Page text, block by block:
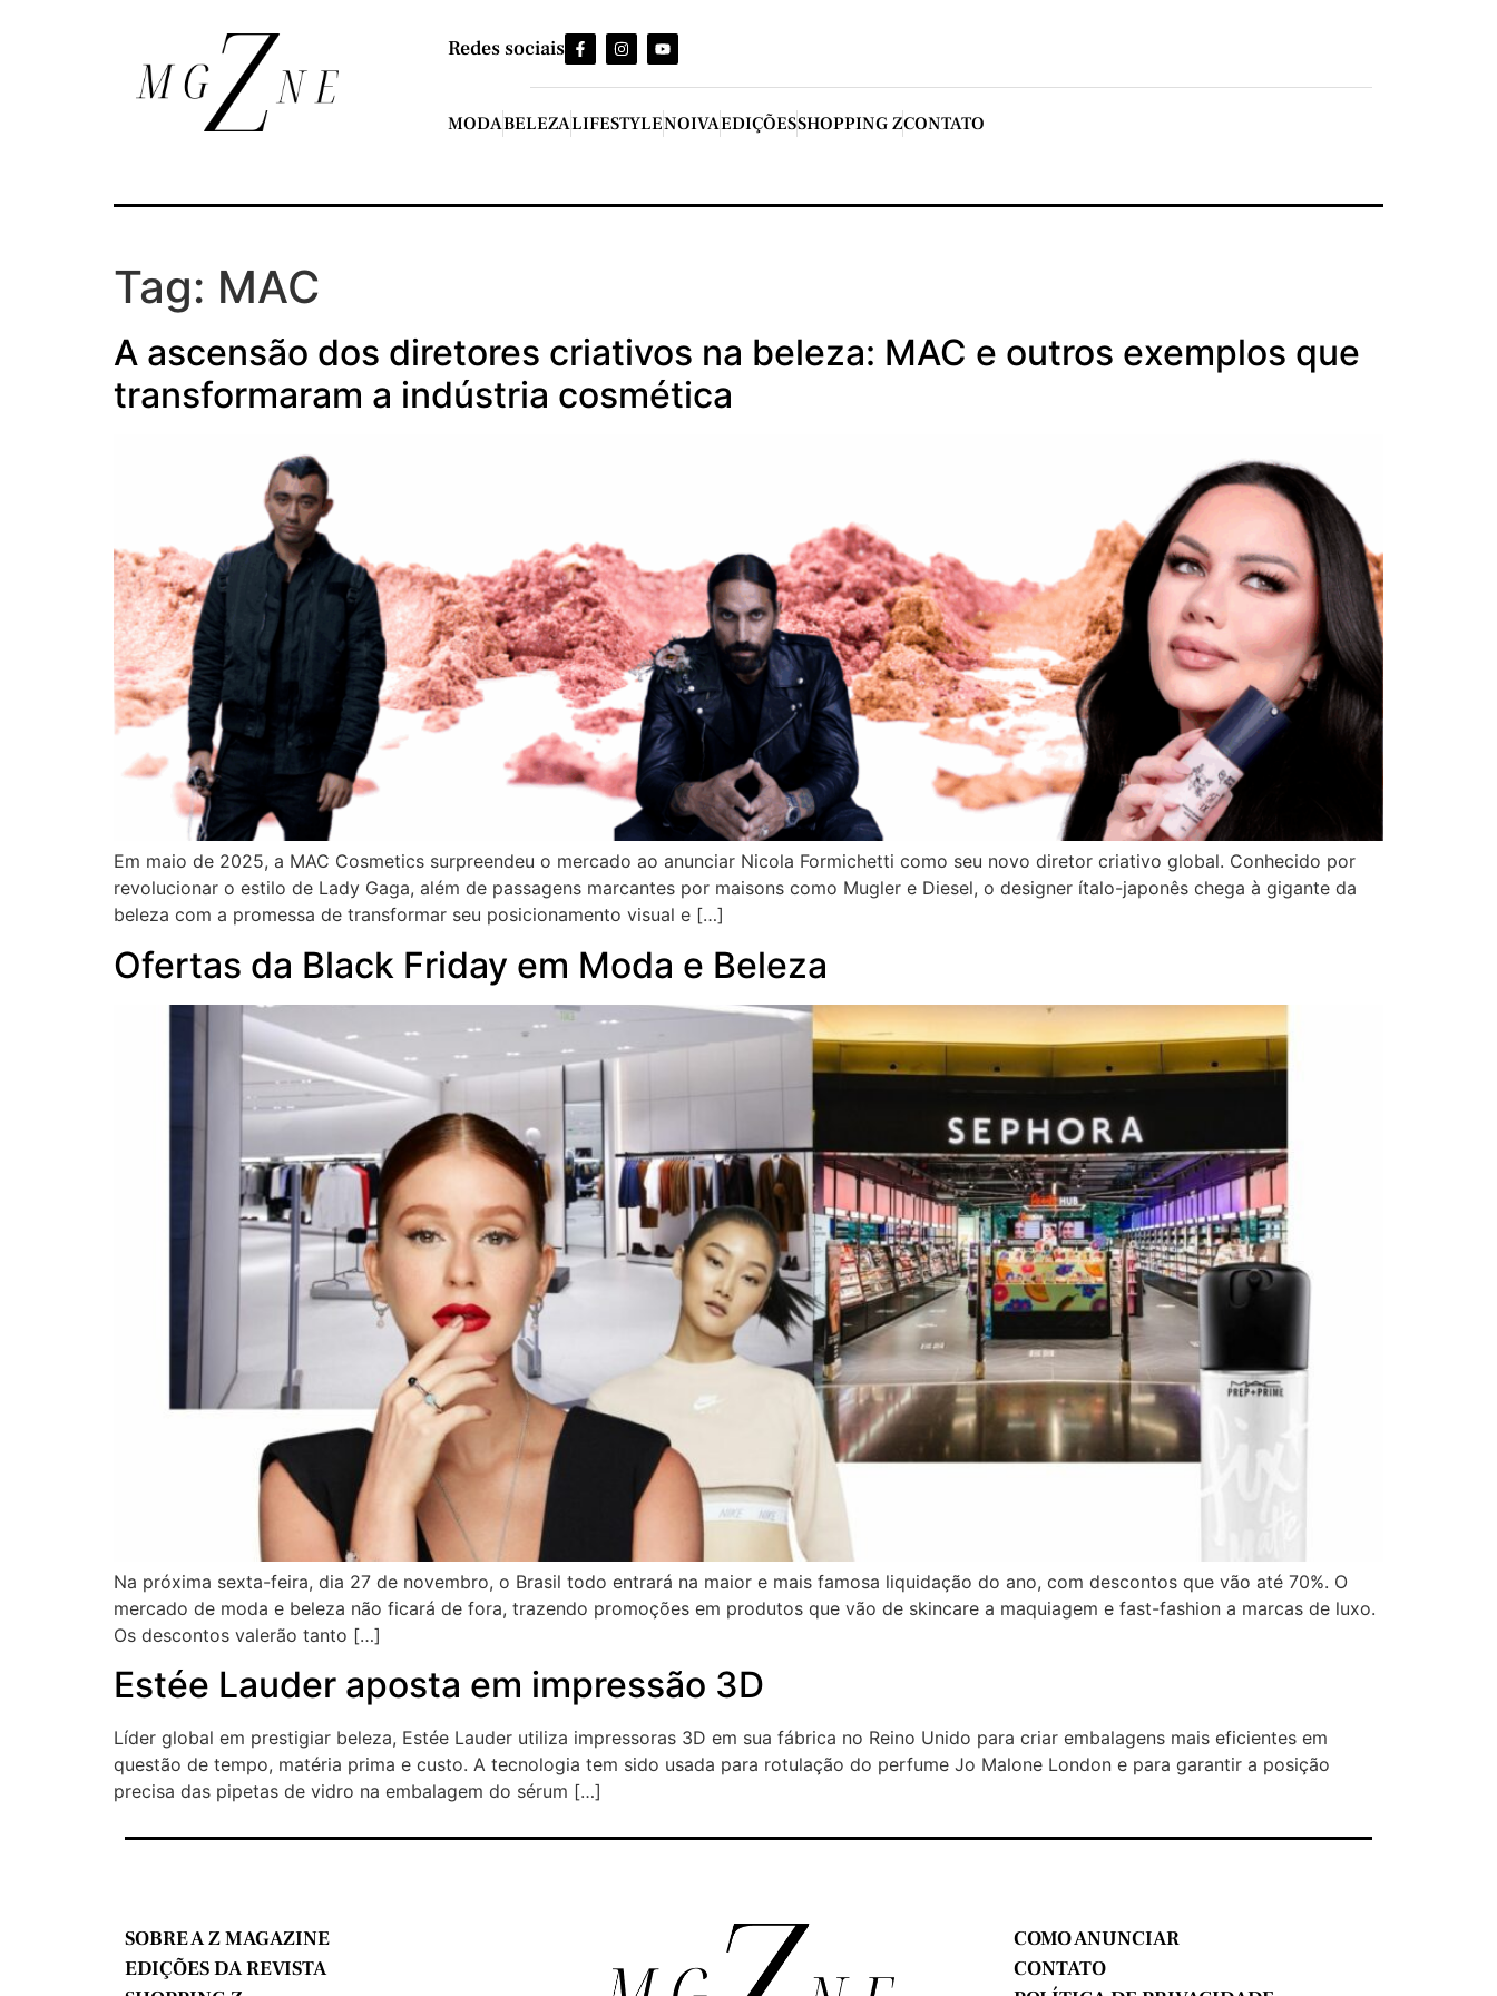
Redes sociais
MODABELEZALIFESTYLENOIVAEDIÇÕESSHOPPING ZCONTATO
Tag: MAC
A ascensão dos diretores criativos na beleza: MAC e outros exemplos que
transformaram a indústria cosmética
Em maio de 2025, a MAC Cosmetics surpreendeu o mercado ao anunciar Nicola Formichetti como seu novo diretor criativo global. Conhecido por
revolucionar o estilo de Lady Gaga, além de passagens marcantes por maisons como Mugler e Diesel, o designer ítalo-japonês chega à gigante da
beleza com a promessa de transformar seu posicionamento visual e […]
Ofertas da Black Friday em Moda e Beleza
Na próxima sexta-feira, dia 27 de novembro, o Brasil todo entrará na maior e mais famosa liquidação do ano, com descontos que vão até 70%. O
mercado de moda e beleza não ficará de fora, trazendo promoções em produtos que vão de skincare a maquiagem e fast-fashion a marcas de luxo.
Os descontos valerão tanto […]
Estée Lauder aposta em impressão 3D
Líder global em prestigiar beleza, Estée Lauder utiliza impressoras 3D em sua fábrica no Reino Unido para criar embalagens mais eficientes em
questão de tempo, matéria prima e custo. A tecnologia tem sido usada para rotulação do perfume Jo Malone London e para garantir a posição
precisa das pipetas de vidro na embalagem do sérum […]
SOBRE A Z MAGAZINE
EDIÇÕES DA REVISTA
COMO ANUNCIAR
CONTATO